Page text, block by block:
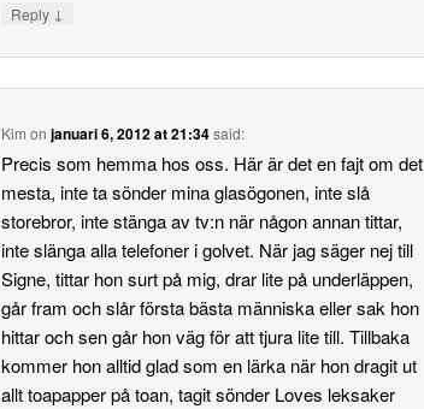
Reply ↓
Kim onjanuari 6, 2012 at 21:34said:
Precis som hemma hos oss. Här är det en fajt om det
mesta, inte ta sönder mina glasögonen, inte slå
storebror, inte stänga av tv:n när någon annan tittar,
inte slänga alla telefoner i golvet. När jag säger nej till
Signe, tittar hon surt på mig, drar lite på underläppen,
går fram och slår första bästa människa eller sak hon
hittar och sen går hon väg för att tjura lite till. Tillbaka
kommer hon alltid glad som en lärka när hon dragit ut
allt toapapper på toan, tagit sönder Loves leksaker